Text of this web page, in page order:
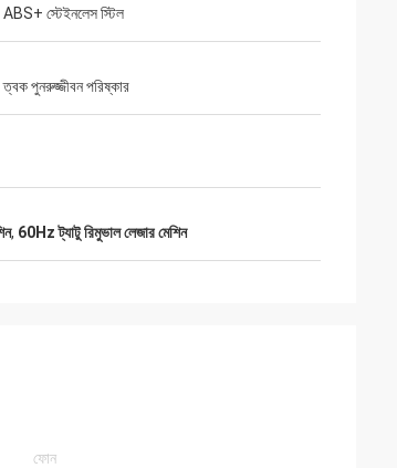
ABS+ স্টেইনলেস স্টিল
ত্বক পুনরুজ্জীবন পরিষ্কার
, 60Hz ট্যাটু রিমুভাল লেজার মেশিন